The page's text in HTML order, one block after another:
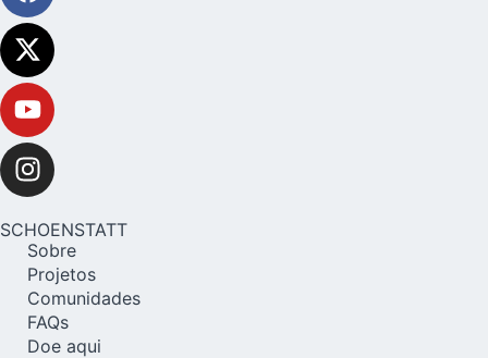
SCHOENSTATT
Sobre
Projetos
Comunidades
FAQs
Doe aqui